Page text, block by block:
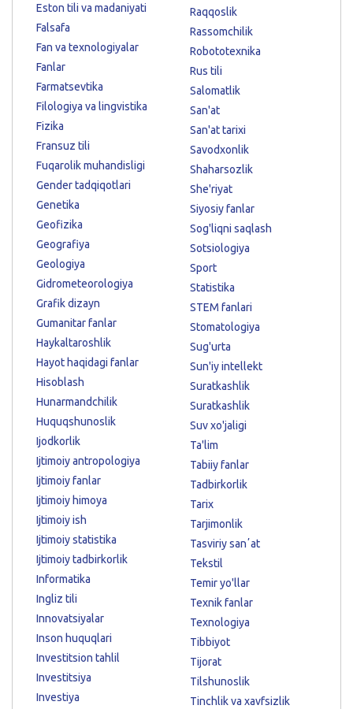
Eston tili va madaniyati
Falsafa
Fan va texnologiyalar
Fanlar
Farmatsevtika
Filologiya va lingvistika
Fizika
Fransuz tili
Fuqarolik muhandisligi
Gender tadqiqotlari
Genetika
Geofizika
Geografiya
Geologiya
Gidrometeorologiya
Grafik dizayn
Gumanitar fanlar
Haykaltaroshlik
Hayot haqidagi fanlar
Hisoblash
Hunarmandchilik
Huquqshunoslik
Ijodkorlik
Ijtimoiy antropologiya
Ijtimoiy fanlar
Ijtimoiy himoya
Ijtimoiy ish
Ijtimoiy statistika
Ijtimoiy tadbirkorlik
Informatika
Ingliz tili
Innovatsiyalar
Inson huquqlari
Investitsion tahlil
Investitsiya
Investiya
Raqqoslik
Rassomchilik
Robototexnika
Rus tili
Salomatlik
San'at
San'at tarixi
Savodxonlik
Shaharsozlik
She'riyat
Siyosiy fanlar
Sog'liqni saqlash
Sotsiologiya
Sport
Statistika
STEM fanlari
Stomatologiya
Sug'urta
Sun'iy intellekt
Suratkashlik
Suratkashlik
Suv xo'jaligi
Ta'lim
Tabiiy fanlar
Tadbirkorlik
Tarix
Tarjimonlik
Tasviriy sanʼat
Tekstil
Temir yo'llar
Texnik fanlar
Texnologiya
Tibbiyot
Tijorat
Tilshunoslik
Tinchlik va xavfsizlik